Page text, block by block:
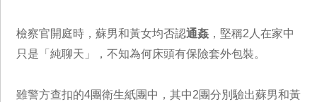
檢察官開庭時，蘇男和黃女均否認通姦 ，堅稱2人在家中
只是「純聊天」，不知為何床頭有保險套外包裝。
雖警方查扣的4團衛生紙團中，其中2團分別驗出蘇男和黃